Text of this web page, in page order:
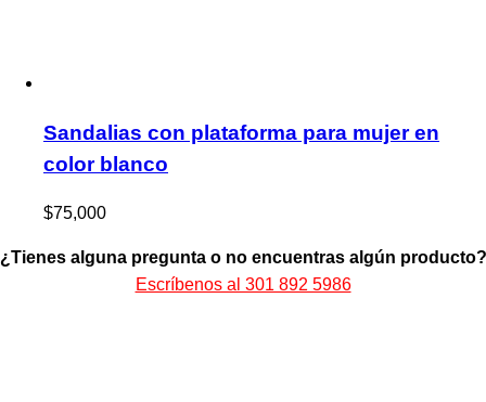
Sandalias con plataforma para mujer en
color blanco
$75,000
¿Tienes alguna pregunta o no encuentras algún producto?
Escríbenos al 301 892 5986